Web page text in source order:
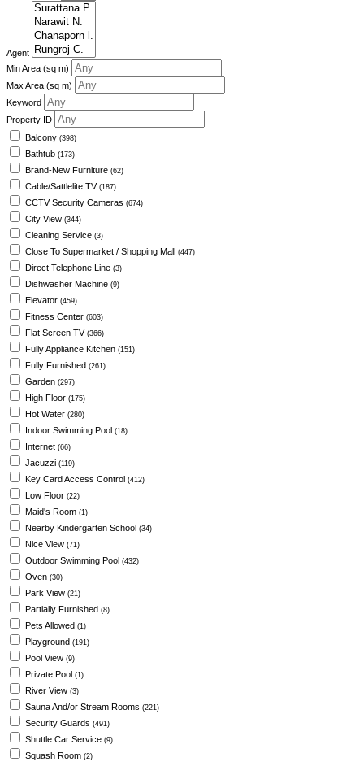
Agent
Min Area (sq m)
Max Area (sq m)
Keyword
Property ID
Balcony (398)
Bathtub (173)
Brand-New Furniture (62)
Cable/Sattlelite TV (187)
CCTV Security Cameras (674)
City View (344)
Cleaning Service (3)
Close To Supermarket / Shopping Mall (447)
Direct Telephone Line (3)
Dishwasher Machine (9)
Elevator (459)
Fitness Center (603)
Flat Screen TV (366)
Fully Appliance Kitchen (151)
Fully Furnished (261)
Garden (297)
High Floor (175)
Hot Water (280)
Indoor Swimming Pool (18)
Internet (66)
Jacuzzi (119)
Key Card Access Control (412)
Low Floor (22)
Maid's Room (1)
Nearby Kindergarten School (34)
Nice View (71)
Outdoor Swimming Pool (432)
Oven (30)
Park View (21)
Partially Furnished (8)
Pets Allowed (1)
Playground (191)
Pool View (9)
Private Pool (1)
River View (3)
Sauna And/or Stream Rooms (221)
Security Guards (491)
Shuttle Car Service (9)
Squash Room (2)